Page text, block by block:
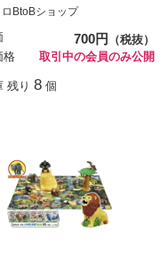
ロBtoBショップ
700円
（税抜）
格
取引中の会員のみ公開
残り 8 個